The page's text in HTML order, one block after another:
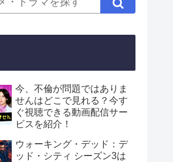
今、不倫が問題ではありま
せんはどこで見れる？今す
ぐ視聴できる動画配信サー
ビスを紹介！
ウォーキング・デッド：デ
ッド・シティ シーズン3は